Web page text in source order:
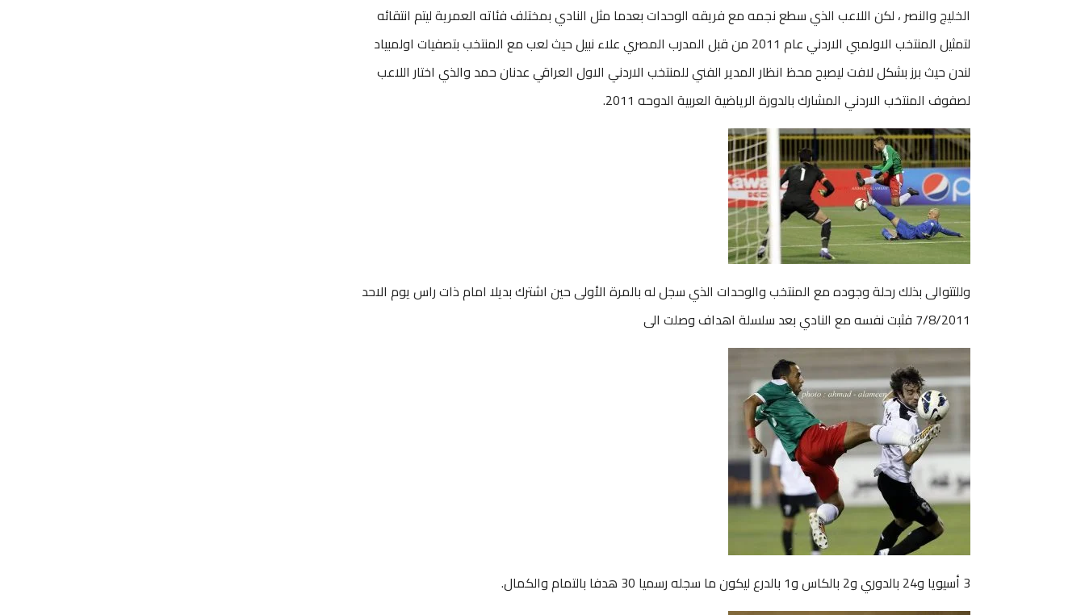
الخليج والنصر ، لكن اللاعب الذي سطع نجمه مع فريقه الوحدات بعدما مثل النادي بمختلف فئاته العمرية ليتم انتقائه
لتمثيل المنتخب الاولمبي الاردني عام 2011 من قبل المدرب المصري علاء نبيل حيث لعب مع المنتخب بتصفيات اولمبياد
لندن حيث برز بشكل لافت ليصبح محظ انظار المدير الفني للمنتخب الاردني الاول العراقي عدنان حمد والذي اختار اللاعب
لصفوف المنتخب الاردني المشارك بالدورة الرياضية العربية الدوحه 2011.
وللتتوالى بذلك رحلة وجوده مع المنتخب والوحدات الذي سجل له بالمرة الأولى حين اشترك بديلا امام ذات راس يوم الاحد
7/8/2011 فثبت نفسه مع النادي بعد سلسلة اهداف وصلت الى
3 أسيويا و24 بالدوري و2 بالكاس و1 بالدرع ليكون ما سجله رسميا 30 هدفا بالتمام والكمال.